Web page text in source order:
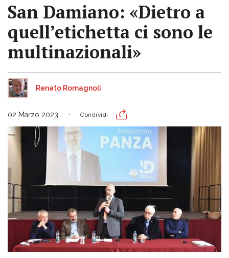
San Damiano: «Dietro a
quell’etichetta ci sono le
multinazionali»
Renato Romagnoli
02 Marzo 2023 Condividi